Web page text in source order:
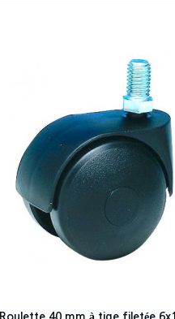
Roulette 40 mm à tige filetée